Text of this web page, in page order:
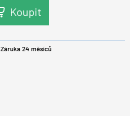
Koupit
Záruka 24 měsíců